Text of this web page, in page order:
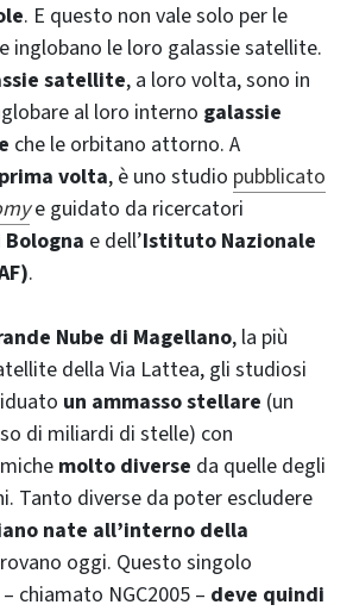
. E questo non vale solo per le
inglobano le loro galassie satellite.
satellite, a loro volta, sono in
al loro interno galassie
che le orbitano attorno. A
volta, è uno studio pubblicato
e guidato da ricercatori
e dell’Istituto Nazionale
.
Nube di Magellano, la più
della Via Lattea, gli studiosi
un ammasso stellare (un
di miliardi di stelle) con
molto diverse da quelle degli
Tanto diverse da poter escludere
nate all’interno della
oggi. Questo singolo
chiamato NGC2005 – deve quindi